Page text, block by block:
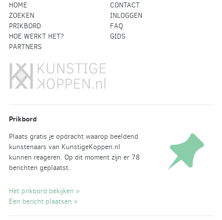
HOME
CONTACT
ZOEKEN
INLOGGEN
PRIKBORD
FAQ
HOE WERKT HET?
GIDS
PARTNERS
Prikbord
Plaats gratis je opdracht waarop beeldend
kunstenaars van KunstigeKoppen.nl
kunnen reageren. Op dit moment zijn er 78
berichten geplaatst.
Het prikbord bekijken »
Een bericht plaatsen »